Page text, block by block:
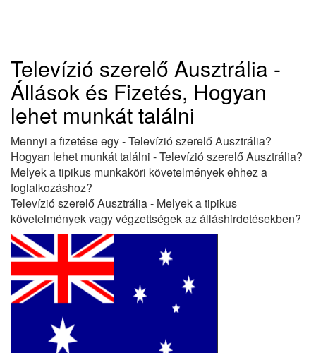
Televízió szerelő Ausztrália -
Állások és Fizetés, Hogyan
lehet munkát találni
Mennyi a fizetése egy - Televízió szerelő Ausztrália?
Hogyan lehet munkát találni - Televízió szerelő Ausztrália?
Melyek a tipikus munkaköri követelmények ehhez a
foglalkozáshoz?
Televízió szerelő Ausztrália - Melyek a tipikus
követelmények vagy végzettségek az álláshirdetésekben?